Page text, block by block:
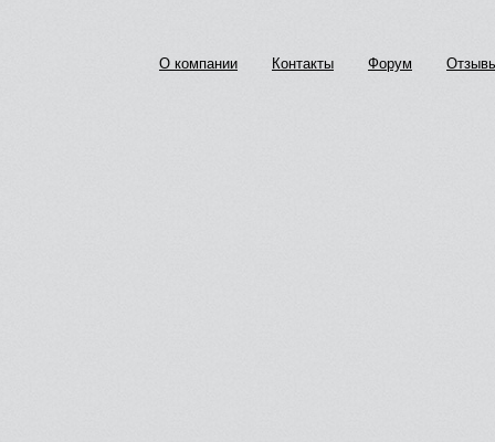
О компании Контакты Форум